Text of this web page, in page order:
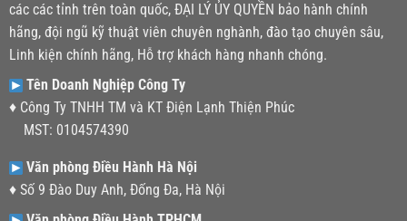
các các tỉnh trên toàn quốc, ĐẠI LÝ ỦY QUYỀN bảo hành chính
hãng, đội ngũ kỹ thuật viên chuyên nghành, đào tạo chuyên sâu,
Linh kiện chính hãng, Hỗ trợ khách hàng nhanh chóng.
Tên Doanh Nghiệp Công Ty
♦ Công Ty TNHH TM và KT Điện Lạnh Thiện Phúc
MST: 0104574390
Văn phòng Điều Hành Hà Nội
♦ Số 9 Đào Duy Anh, Đống Đa, Hà Nội